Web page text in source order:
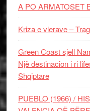
A PO ARMATOSET
Kriza e vlerave –
Green Coast sjell
Një destinacion i ri
Shqiptare
PUEBLO (1966) /